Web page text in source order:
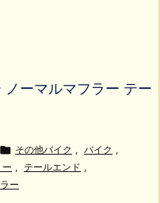
ノーマルマフラー テー
 その他バイク , バイク ,
ー , テールエンド ,
ー